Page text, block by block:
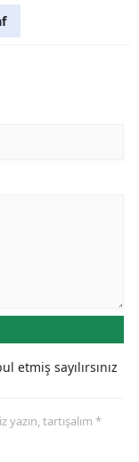
etmiş sayılırsınız
tartışalım *